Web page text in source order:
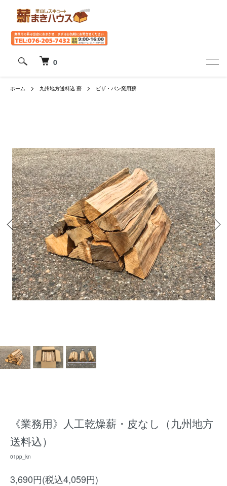
0
ホーム 九州地方送料込 薪 ピザ・パン窯用薪
《業務用》人工乾燥薪・皮なし（九州地方
送料込）
01pp_kn
3,690円(税込4,059円)